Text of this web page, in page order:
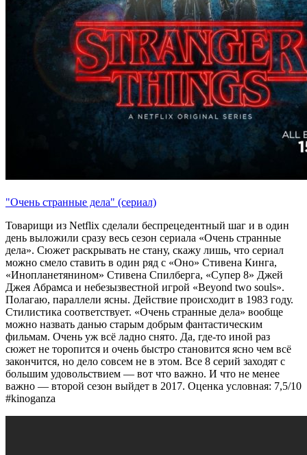
"Очень странные дела" (сериал)
Товарищи из Netflix сделали беспрецедентный шаг и в один
день выложили сразу весь сезон сериала «Очень странные
дела». Сюжет раскрывать не стану, скажу лишь, что сериал
можно смело ставить в один ряд с «Оно» Стивена Кинга,
«Инопланетянином» Стивена Спилберга, «Супер 8» Джей
Джея Абрамса и небезызвестной игрой «Beyond two souls».
Полагаю, параллели ясны. Действие происходит в 1983 году.
Стилистика соответствует. «Очень странные дела» вообще
можно назвать данью старым добрым фантастическим
фильмам. Очень уж всё ладно снято. Да, где-то иной раз
сюжет не торопится и очень быстро становится ясно чем всё
закончится, но дело совсем не в этом. Все 8 серий заходят с
большим удовольствием — вот что важно. И что не менее
важно — второй сезон выйдет в 2017. Оценка условная: 7,5/10
#kinoganza